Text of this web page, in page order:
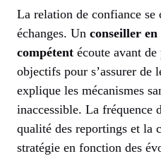
La relation de confiance se
échanges. Un conseiller
compétent écoute avant
objectifs pour s’assurer de
explique les mécanismes
inaccessible. La fréquence
qualité des reportings et la
stratégie en fonction des